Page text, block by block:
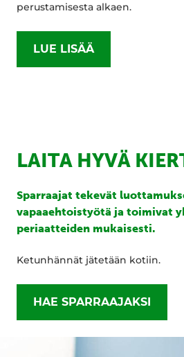
perustamisesta alkaen.
LUE LISÄÄ
LAITA HYVÄ
Sparraajat tekevät
vapaaehtoistyötä ja toimivat
periaatteiden mukaisesti.
Ketunhännät jätetään kotiin.
HAE SPARRAAJAKSI